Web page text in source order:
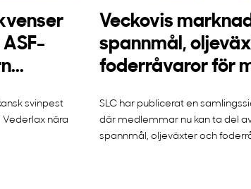
svinpest
Vederlax nära
Veckovis
spannmål,
foderråvaror för
SLC har publicerat en
där medlemmar nu kan ta del
spannmål, oljeväxter och